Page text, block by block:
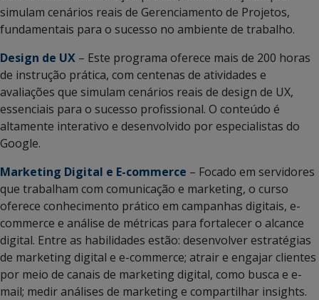
simulam cenários reais de Gerenciamento de Projetos,
fundamentais para o sucesso no ambiente de trabalho.
Design de UX – Este programa oferece mais de 200 horas
de instrução prática, com centenas de atividades e
avaliações que simulam cenários reais de design de UX,
essenciais para o sucesso profissional. O conteúdo é
altamente interativo e desenvolvido por especialistas do
Google.
Marketing Digital e E-commerce – Focado em servidores
que trabalham com comunicação e marketing, o curso
oferece conhecimento prático em campanhas digitais, e-
commerce e análise de métricas para fortalecer o alcance
digital. Entre as habilidades estão: desenvolver estratégias
de marketing digital e e-commerce; atrair e engajar clientes
por meio de canais de marketing digital, como busca e e-
mail; medir análises de marketing e compartilhar insights.